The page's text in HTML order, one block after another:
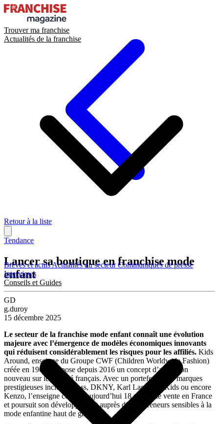
Trouver ma franchise
Actualités de la franchise
Brèves et actusActualités du secteurCommuniqués de presse
Interviews
Conseils et Guides
Retour à la liste
Tendance
Lancer sa boutique en franchise mode
enfant
GD
g.duroy
15 décembre 2025
Le secteur de la franchise mode enfant connaît une évolution
majeure avec l’émergence de modèles économiques innovants
qui réduisent considérablement les risques pour les affiliés. Kids
Around, enseigne du Groupe CWF (Children Worldwide Fashion)
créée en 1965, propose depuis 2016 un concept d’affiliation
nouveau sur le marché français. Avec un portefeuille de marques
prestigieuses incluant Boss, DKNY, Karl Lagerfeld Kids ou encore
Kenzo, l’enseigne compte aujourd’hui 18 points de vente en France
et poursuit son développement auprès d’entrepreneurs sensibles à la
mode enfantine haut de gamme.